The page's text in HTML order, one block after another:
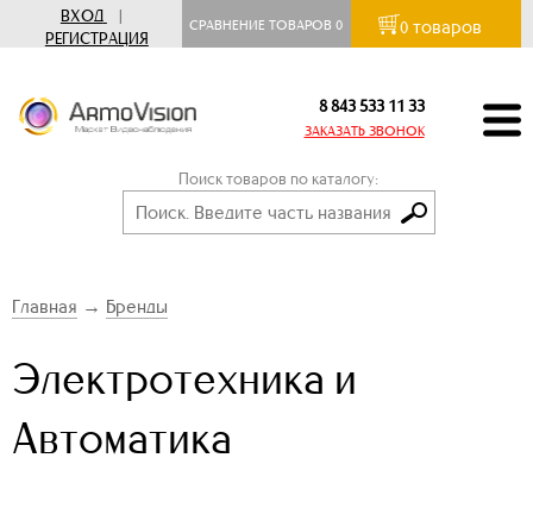
ВХОД
|
РЕГИСТРАЦИЯ
СРАВНЕНИЕ ТОВАРОВ0 0 товаров
8 843 533 11 33
ЗАКАЗАТЬ ЗВОНОК
Поиск товаров по каталогу:
Главная → Бренды
Электротехника и
Автоматика